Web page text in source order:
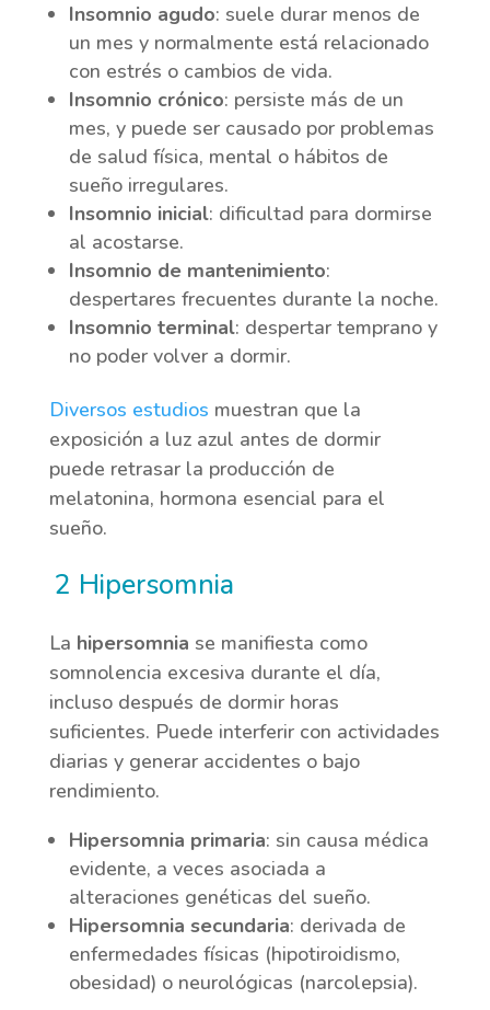
Insomnio agudo: suele durar menos de
un mes y normalmente está relacionado
con estrés o cambios de vida.
Insomnio crónico: persiste más de un
mes, y puede ser causado por problemas
de salud física, mental o hábitos de
sueño irregulares.
Insomnio inicial: dificultad para dormirse
al acostarse.
Insomnio de mantenimiento:
despertares frecuentes durante la noche.
Insomnio terminal: despertar temprano y
no poder volver a dormir.
Diversos estudios muestran que la
exposición a luz azul antes de dormir
puede retrasar la producción de
melatonina, hormona esencial para el
sueño.
2 Hipersomnia
La hipersomnia se manifiesta como
somnolencia excesiva durante el día,
incluso después de dormir horas
suficientes. Puede interferir con actividades
diarias y generar accidentes o bajo
rendimiento.
Hipersomnia primaria: sin causa médica
evidente, a veces asociada a
alteraciones genéticas del sueño.
Hipersomnia secundaria: derivada de
enfermedades físicas (hipotiroidismo,
obesidad) o neurológicas (narcolepsia).